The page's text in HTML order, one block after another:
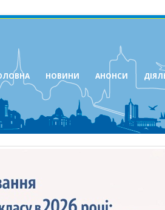
НОВИНИ АНОНСИ